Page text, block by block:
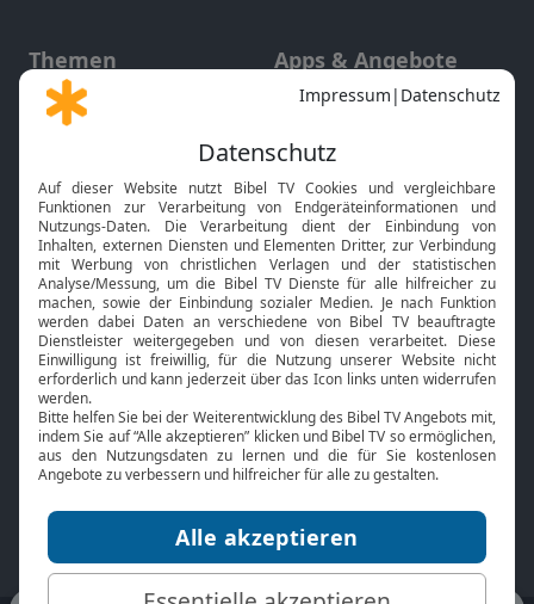
Themen
Gott und Bibel erklärt
Neuigkeiten
Apps & Angebote
Mobile App
Smart TV
HbbTV
Bibelthek Online-Bibel
Nächster Gottesdienst
Bibel TV
Über uns
Jobs
Mediadaten
Service
Kontakt
TV-Empfang